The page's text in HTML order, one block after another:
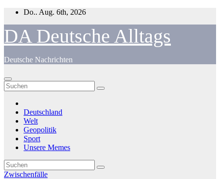
Zum
springen
Do.. Aug. 6th, 2026
DA Deutsche Alltags
Deutsche Nachrichten
Deutschland
Welt
Geopolitik
Sport
Unsere Memes
Zwischenfälle